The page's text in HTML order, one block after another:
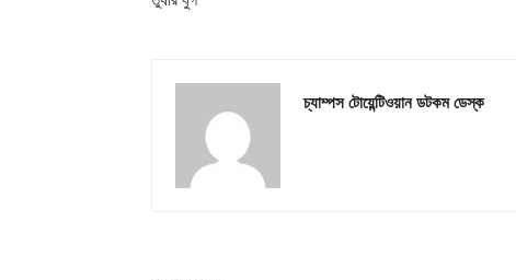
চ্যাম্পস টোয়েন্টিওয়ান ডটকম ডেস্ক